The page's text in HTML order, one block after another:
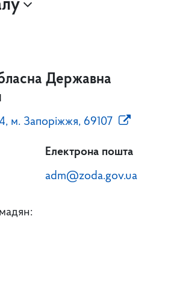
Державна
м. Запоріжжя, 69107
Електрона пошта
adm@zoda.gov.ua